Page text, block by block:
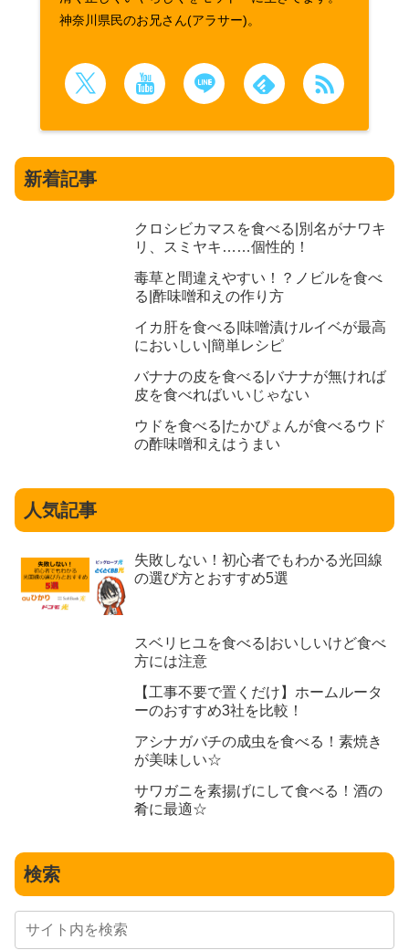
神奈川県民のお兄さん(アラサー)。
新着記事
クロシビカマスを食べる|別名がナワキ
リ、スミヤキ……個性的！
毒草と間違えやすい！？ノビルを食べ
る|酢味噌和えの作り方
イカ肝を食べる|味噌漬けルイベが最高
においしい|簡単レシピ
バナナの皮を食べる|バナナが無ければ
皮を食べればいいじゃない
ウドを食べる|たかぴょんが食べるウド
の酢味噌和えはうまい
人気記事
失敗しない！初心者でもわかる光回線
の選び方とおすすめ5選
スベリヒユを食べる|おいしいけど食べ
方には注意
【工事不要で置くだけ】ホームルータ
ーのおすすめ3社を比較！
アシナガバチの成虫を食べる！素焼き
が美味しい☆
サワガニを素揚げにして食べる！酒の
肴に最適☆
検索